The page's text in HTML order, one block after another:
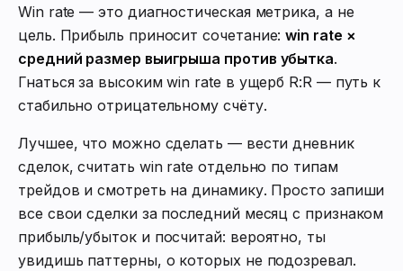
Win rate — это диагностическая метрика, а не
цель. Прибыль приносит сочетание:win rate ×
средний размер выигрыша против убытка.
Гнаться за высоким win rate в ущерб R:R — путь к
стабильно отрицательному счёту.
Лучшее, что можно сделать — вести дневник
сделок, считать win rate отдельно по типам
трейдов и смотреть на динамику. Просто запиши
все свои сделки за последний месяц с признаком
прибыль/убыток и посчитай: вероятно, ты
увидишь паттерны, о которых не подозревал.